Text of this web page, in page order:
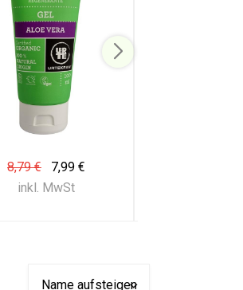
8,79 €
7,99 €
inkl. MwSt